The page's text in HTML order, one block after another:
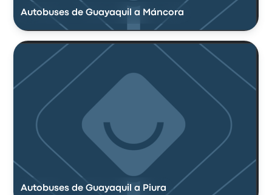
Autobuses de Guayaquil a Máncora
Autobuses de Guayaquil a Piura